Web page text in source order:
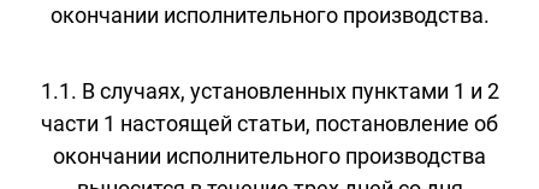
окончании исполнительного производства.
1.1. В случаях, установленных пунктами 1 и 2
части 1 настоящей статьи, постановление об
окончании исполнительного производства